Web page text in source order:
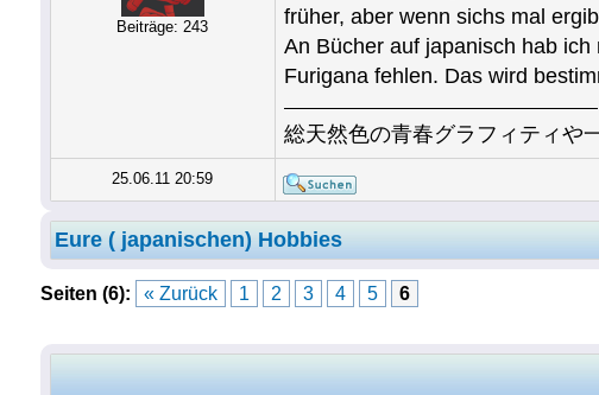
Beiträge: 243
früher, aber wenn sichs mal
An Bücher auf japanisch hab
Furigana fehlen. Das wird
総天然色の青春グラフィティや
25.06.11 20:59
Eure ( japanischen) Hobbies
Seiten (6): « Zurück 1 2 3 4 5 6